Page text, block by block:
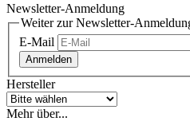
Newsletter-Anmeldung
Weiter zur Newsletter-
E-Mail
Anmelden
Hersteller
Mehr über...